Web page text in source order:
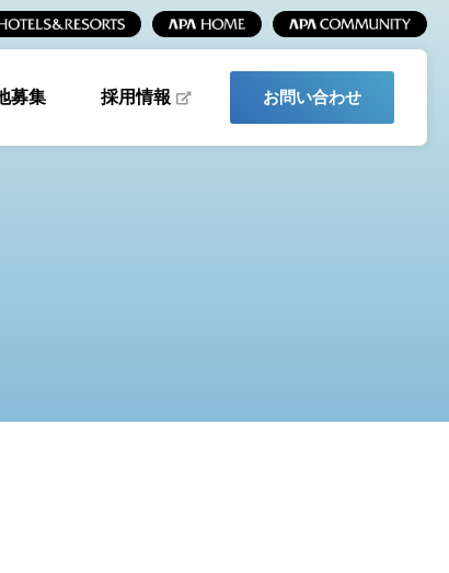
募集 採用情報 お問い合わせ